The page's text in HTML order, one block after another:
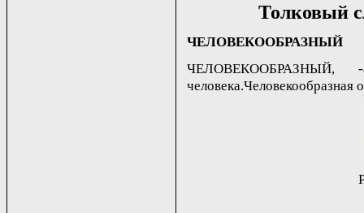
Толковый
ЧЕЛОВЕКООБРАЗНЫЙ
человека.Человекообразная